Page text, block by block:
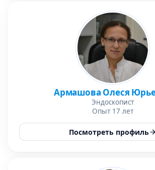
Армашова Олеся
Эндоскопист
Опыт 17 лет
Посмотреть профиль